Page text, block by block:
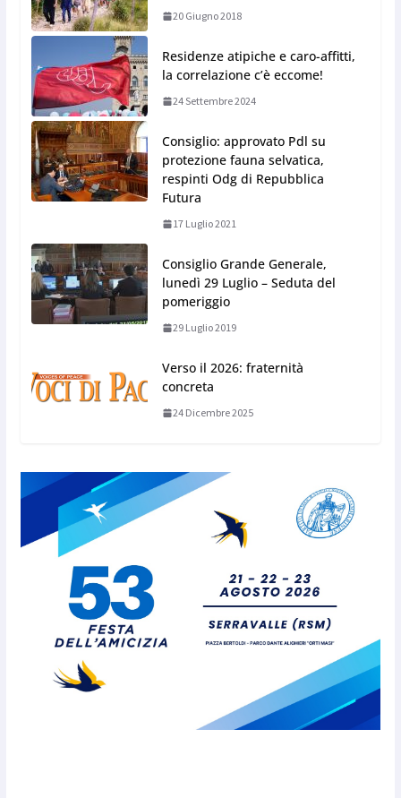
20 Giugno 2018
Residenze atipiche e caro-affitti,
la correlazione c’è eccome!
24 Settembre 2024
Consiglio: approvato Pdl su
protezione fauna selvatica,
respinti Odg di Repubblica
Futura
17 Luglio 2021
Consiglio Grande Generale,
lunedì 29 Luglio – Seduta del
pomeriggio
29 Luglio 2019
Verso il 2026: fraternità
concreta
24 Dicembre 2025